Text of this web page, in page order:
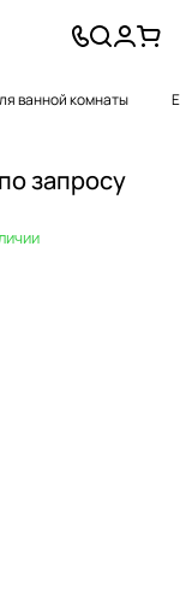
ванной комнаты
запросу